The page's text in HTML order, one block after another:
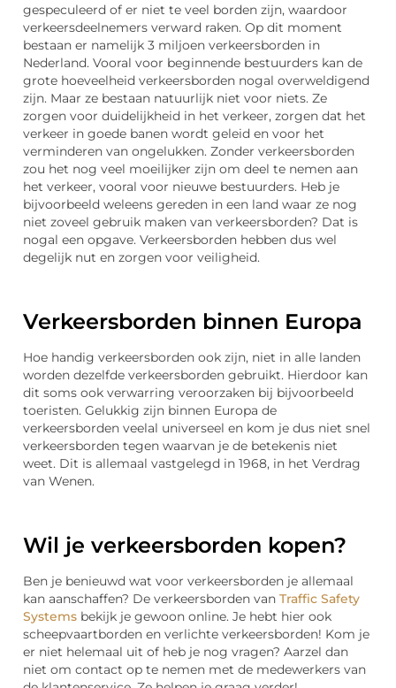
gespeculeerd of er niet te veel borden zijn, waardoor
verkeersdeelnemers verward raken. Op dit moment
bestaan er namelijk 3 miljoen verkeersborden in
Nederland. Vooral voor beginnende bestuurders kan de
grote hoeveelheid verkeersborden nogal overweldigend
zijn. Maar ze bestaan natuurlijk niet voor niets. Ze
zorgen voor duidelijkheid in het verkeer, zorgen dat het
verkeer in goede banen wordt geleid en voor het
verminderen van ongelukken. Zonder verkeersborden
zou het nog veel moeilijker zijn om deel te nemen aan
het verkeer, vooral voor nieuwe bestuurders. Heb je
bijvoorbeeld weleens gereden in een land waar ze nog
niet zoveel gebruik maken van verkeersborden? Dat is
nogal een opgave. Verkeersborden hebben dus wel
degelijk nut en zorgen voor veiligheid.
Verkeersborden binnen Europa
Hoe handig verkeersborden ook zijn, niet in alle landen
worden dezelfde verkeersborden gebruikt. Hierdoor kan
dit soms ook verwarring veroorzaken bij bijvoorbeeld
toeristen. Gelukkig zijn binnen Europa de
verkeersborden veelal universeel en kom je dus niet snel
verkeersborden tegen waarvan je de betekenis niet
weet. Dit is allemaal vastgelegd in 1968, in het Verdrag
van Wenen.
Wil je verkeersborden kopen?
Ben je benieuwd wat voor verkeersborden je allemaal
kan aanschaffen? De verkeersborden van Traffic Safety
Systems bekijk je gewoon online. Je hebt hier ook
scheepvaartborden en verlichte verkeersborden! Kom je
er niet helemaal uit of heb je nog vragen? Aarzel dan
niet om contact op te nemen met de medewerkers van